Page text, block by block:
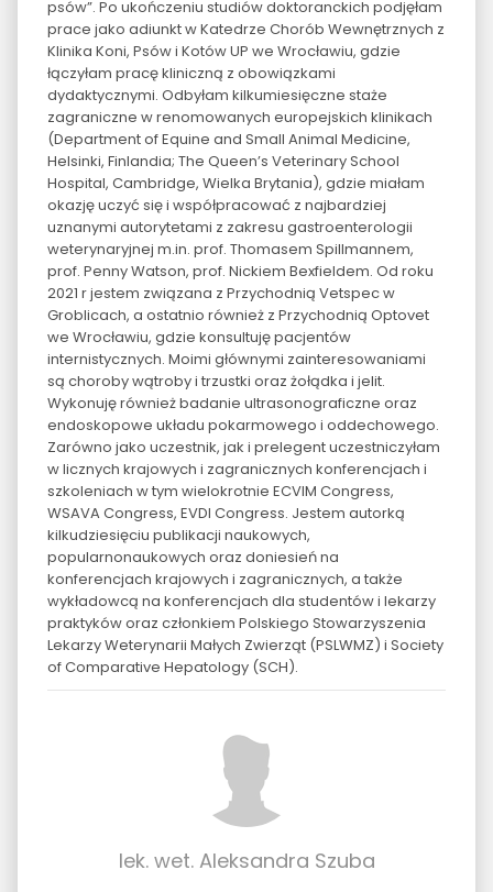
psów”. Po ukończeniu studiów doktoranckich podjęłam
prace jako adiunkt w Katedrze Chorób Wewnętrznych z
Klinika Koni, Psów i Kotów UP we Wrocławiu, gdzie
łączyłam pracę kliniczną z obowiązkami
dydaktycznymi. Odbyłam kilkumiesięczne staże
zagraniczne w renomowanych europejskich klinikach
(Department of Equine and Small Animal Medicine,
Helsinki, Finlandia; The Queen’s Veterinary School
Hospital, Cambridge, Wielka Brytania), gdzie miałam
okazję uczyć się i współpracować z najbardziej
uznanymi autorytetami z zakresu gastroenterologii
weterynaryjnej m.in. prof. Thomasem Spillmannem,
prof. Penny Watson, prof. Nickiem Bexfieldem. Od roku
2021 r jestem związana z Przychodnią Vetspec w
Groblicach, a ostatnio również z Przychodnią Optovet
we Wrocławiu, gdzie konsultuję pacjentów
internistycznych. Moimi głównymi zainteresowaniami
są choroby wątroby i trzustki oraz żołądka i jelit.
Wykonuję również badanie ultrasonograficzne oraz
endoskopowe układu pokarmowego i oddechowego.
Zarówno jako uczestnik, jak i prelegent uczestniczyłam
w licznych krajowych i zagranicznych konferencjach i
szkoleniach w tym wielokrotnie ECVIM Congress,
WSAVA Congress, EVDI Congress. Jestem autorką
kilkudziesięciu publikacji naukowych,
popularnonaukowych oraz doniesień na
konferencjach krajowych i zagranicznych, a także
wykładowcą na konferencjach dla studentów i lekarzy
praktyków oraz członkiem Polskiego Stowarzyszenia
Lekarzy Weterynarii Małych Zwierząt (PSLWMZ) i Society
of Comparative Hepatology (SCH).
lek. wet. Aleksandra Szuba